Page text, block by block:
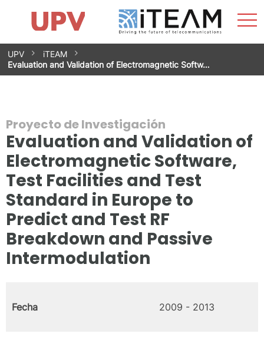
Saltar
contenido
Impacto
Grupos de investigación
Instalaciones
Spin-offs
Contacto
Prácticas
Noticias
Unidad de Igualdad
UPV
iTEAM
Evaluation and Validation of Electromagnetic Softw…
Proyecto de Investigación
Evaluation and Validation of
Electromagnetic Software,
Test Facilities and Test
Standard in Europe to
Predict and Test RF
Breakdown and Passive
Intermodulation
Fecha 2009 - 2013